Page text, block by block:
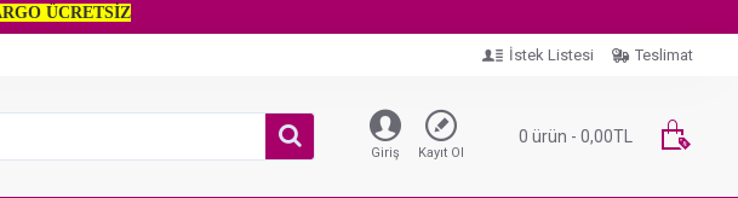
ÜCRETSİZ
İstek Listesi Teslimat
Giriş Kayıt Ol
0 ürün - 0,00TL